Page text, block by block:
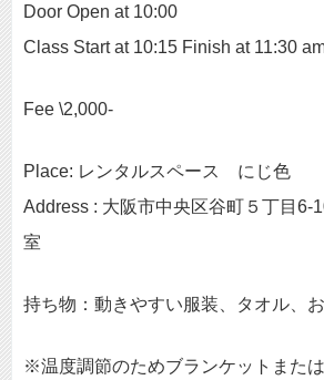
Door Open at 10:00
Class Start at 10:15 Finish at 11:30
Fee \2,000-
Place: レンタルスペース にじ色
Address : 大阪市中央区谷町５丁目
室
持ち物：動きやすい服装、タオル、
※温度調節のためブランケットまた